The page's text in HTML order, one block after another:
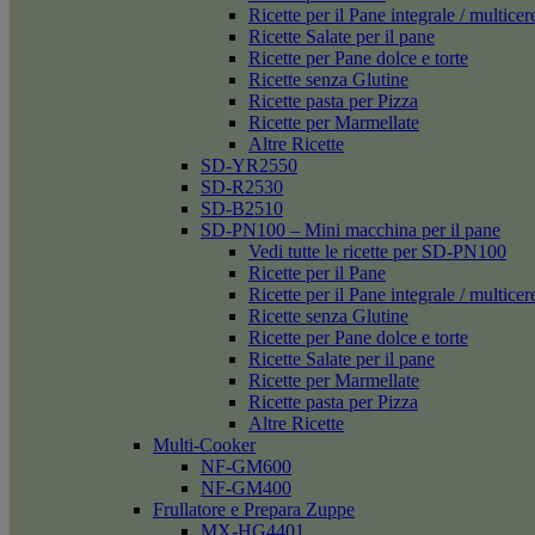
Ricette per il Pane integrale /
Ricette Salate per il pane
Ricette per Pane dolce e torte
Ricette senza Glutine
Ricette pasta per Pizza
Ricette per Marmellate
Altre Ricette
SD-YR2550
SD-R2530
SD-B2510
SD-PN100 – Mini macchina per il pane
Vedi tutte le ricette per SD-PN100
Ricette per il Pane
Ricette per il Pane integrale /
Ricette senza Glutine
Ricette per Pane dolce e torte
Ricette Salate per il pane
Ricette per Marmellate
Ricette pasta per Pizza
Altre Ricette
Multi-Cooker
NF-GM600
NF-GM400
Frullatore e Prepara Zuppe
MX-HG4401